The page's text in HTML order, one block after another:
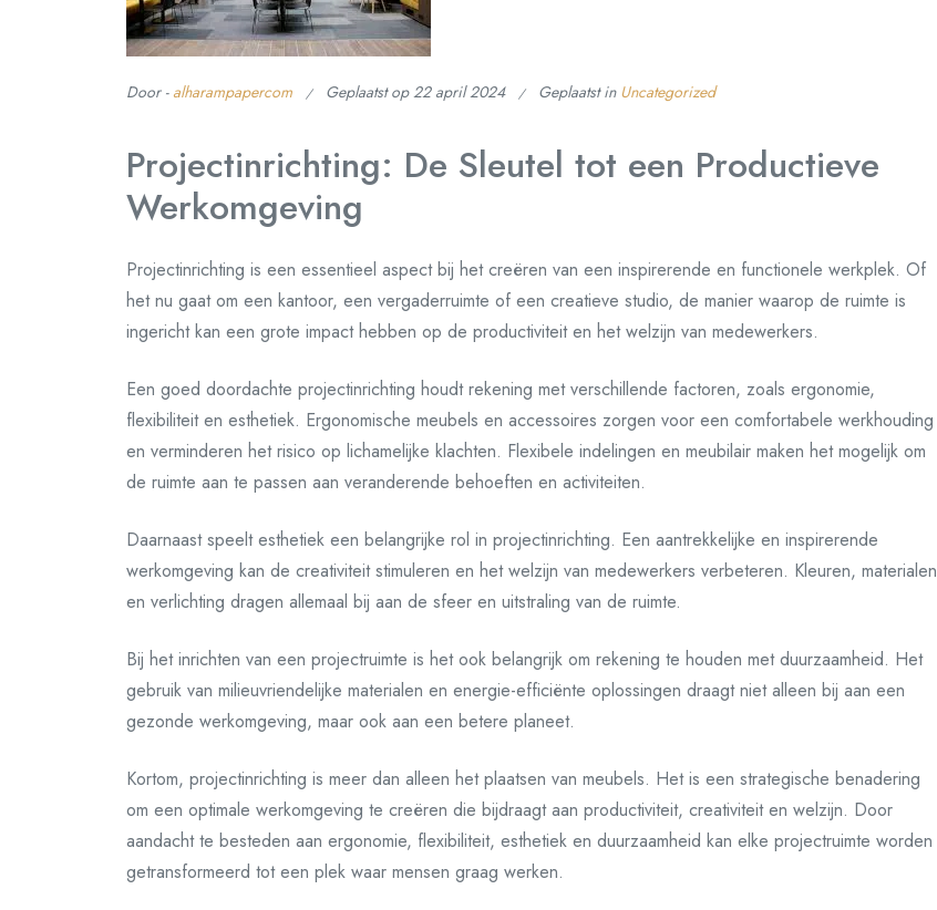
Door - alharampapercom Geplaatst op22 april 2024 Geplaatst in Uncategorized
Projectinrichting: De Sleutel tot een Productieve
Werkomgeving
Projectinrichting is een essentieel aspect bij het creëren van een inspirerende en functionele werkplek. Of
het nu gaat om een kantoor, een vergaderruimte of een creatieve studio, de manier waarop de ruimte is
ingericht kan een grote impact hebben op de productiviteit en het welzijn van medewerkers.
Een goed doordachte projectinrichting houdt rekening met verschillende factoren, zoals ergonomie,
flexibiliteit en esthetiek. Ergonomische meubels en accessoires zorgen voor een comfortabele werkhouding
en verminderen het risico op lichamelijke klachten. Flexibele indelingen en meubilair maken het mogelijk om
de ruimte aan te passen aan veranderende behoeften en activiteiten.
Daarnaast speelt esthetiek een belangrijke rol in projectinrichting. Een aantrekkelijke en inspirerende
werkomgeving kan de creativiteit stimuleren en het welzijn van medewerkers verbeteren. Kleuren, materialen
en verlichting dragen allemaal bij aan de sfeer en uitstraling van de ruimte.
Bij het inrichten van een projectruimte is het ook belangrijk om rekening te houden met duurzaamheid. Het
gebruik van milieuvriendelijke materialen en energie-efficiënte oplossingen draagt niet alleen bij aan een
gezonde werkomgeving, maar ook aan een betere planeet.
Kortom, projectinrichting is meer dan alleen het plaatsen van meubels. Het is een strategische benadering
om een optimale werkomgeving te creëren die bijdraagt aan productiviteit, creativiteit en welzijn. Door
aandacht te besteden aan ergonomie, flexibiliteit, esthetiek en duurzaamheid kan elke projectruimte worden
getransformeerd tot een plek waar mensen graag werken.